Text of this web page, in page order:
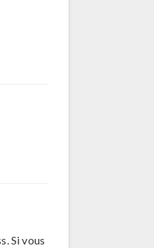
Si vous